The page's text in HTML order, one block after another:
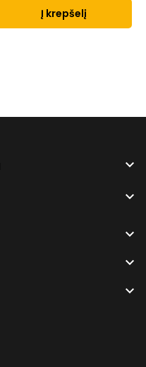
Į krepšelį




